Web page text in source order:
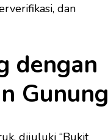
dan
dengan
Gunung
dijuluki “Bukit